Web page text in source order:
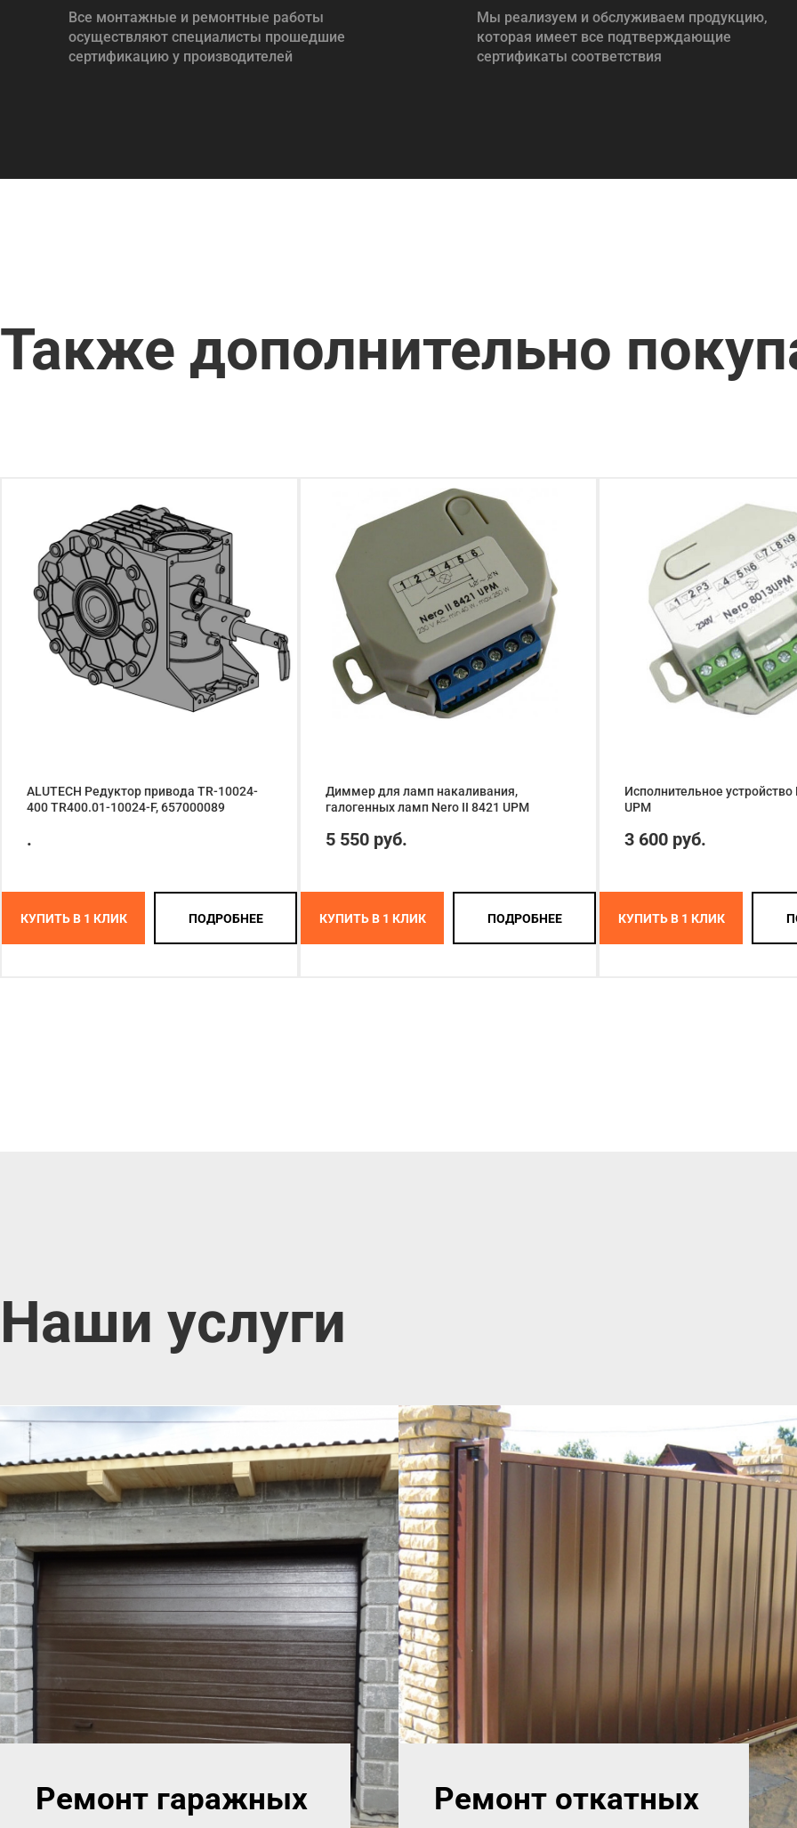
Все монтажные и ремонтные работы
осуществляют специалисты прошедшие
сертификацию у производителей
Мы реализуем и обслуживаем продукцию,
которая имеет все подтверждающие
сертификаты соответствия
Также дополнительно
ALUTECH Редуктор привода TR-10024-
400 TR400.01-10024-F, 657000089
.
КУПИТЬ В 1 КЛИК ПОДРОБНЕЕ
Диммер для ламп накаливания,
галогенных ламп Nero II 8421 UPM
5 550 руб.
КУПИТЬ В 1 КЛИК ПОДРОБНЕЕ
Исполнительное устройство
UPM
3 600 руб.
КУПИТЬ В 1 КЛИК
Наши услуги
Ремонт гаражных
Ремонт откатных